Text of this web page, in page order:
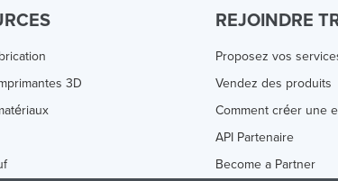
3D
REJOINDRE
Proposez vos
Vendez des produits
Comment créer une
API Partenaire
Become a Partner